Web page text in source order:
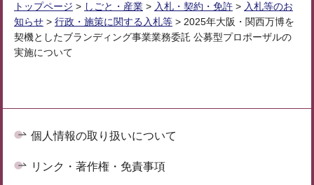
トップページ > しごと・産業 > 入札・契約・免許 > 入札等のお
知らせ > 行政・施策に関する入札等 > 2025年大阪・関西万博を
契機としたブランディング事業業務委託 公募型プロポーザルの
実施について
個人情報の取り扱いについて
リンク・著作権・免責事項